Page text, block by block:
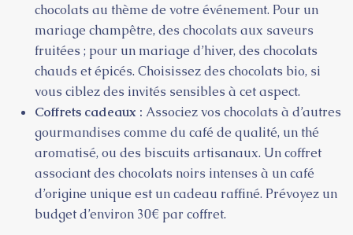
chocolats au thème de votre événement. Pour un
mariage champêtre, des chocolats aux saveurs
fruitées ; pour un mariage d’hiver, des chocolats
chauds et épicés. Choisissez des chocolats bio, si
vous ciblez des invités sensibles à cet aspect.
Coffrets cadeaux : Associez vos chocolats à d’autres
gourmandises comme du café de qualité, un thé
aromatisé, ou des biscuits artisanaux. Un coffret
associant des chocolats noirs intenses à un café
d’origine unique est un cadeau raffiné. Prévoyez un
budget d’environ 30€ par coffret.